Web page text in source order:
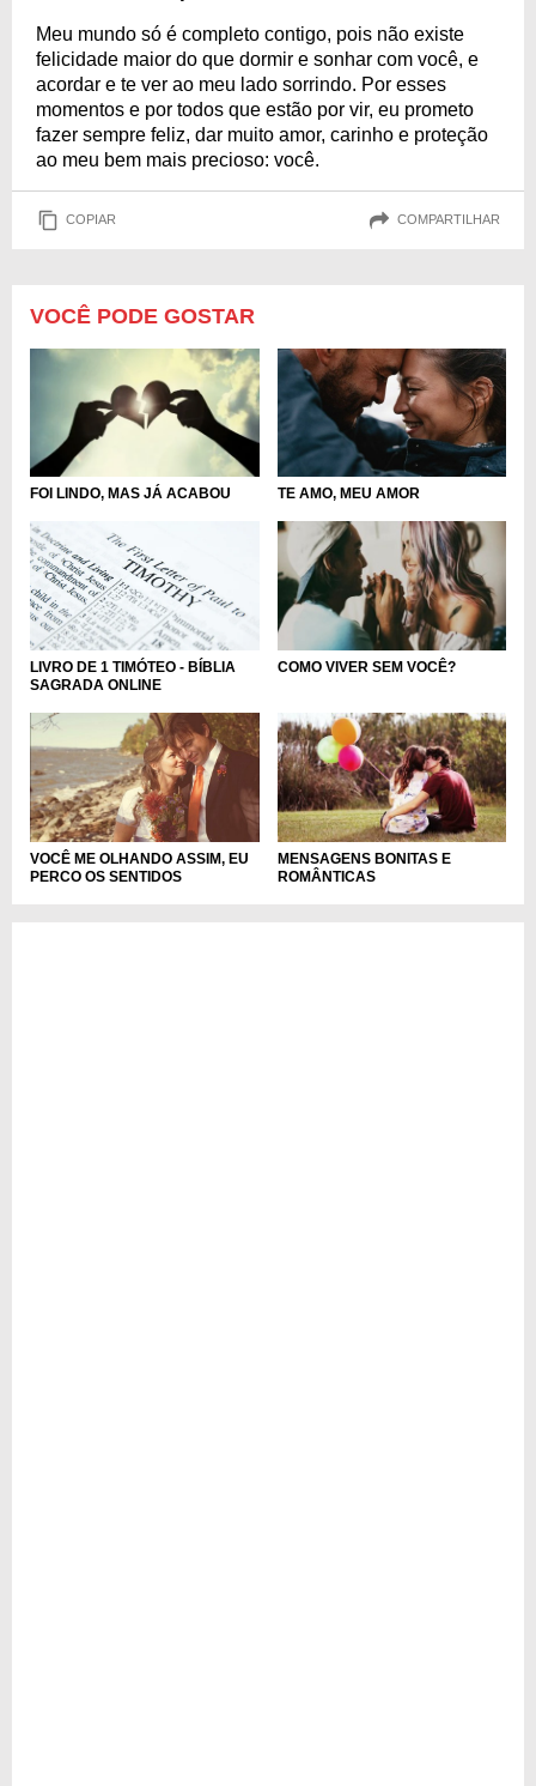
Meu mundo só é completo contigo, pois não existe
felicidade maior do que dormir e sonhar com você, e
acordar e te ver ao meu lado sorrindo. Por esses
momentos e por todos que estão por vir, eu prometo
fazer sempre feliz, dar muito amor, carinho e proteção
ao meu bem mais precioso: você.
COPIAR COMPARTILHAR
VOCÊ PODE GOSTAR
FOI LINDO, MAS JÁ ACABOU TE AMO, MEU AMOR
LIVRO DE 1 TIMÓTEO - BÍBLIA
SAGRADA ONLINE
COMO VIVER SEM VOCÊ?
VOCÊ ME OLHANDO ASSIM, EU
PERCO OS SENTIDOS
MENSAGENS BONITAS E
ROMÂNTICAS